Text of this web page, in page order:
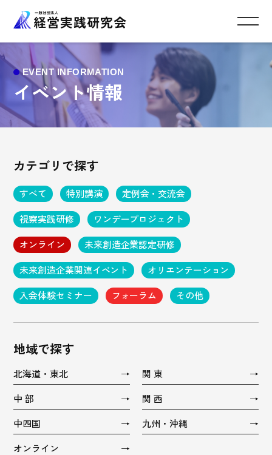
イベント情報
カテゴリで探す
すべて 特別講演
定例会・交流会
視察実践研修
ワンデープロジェクト
オンライン
未来創造企業認定研修
未来創造企業関連イベント
オリエンテーション
入会体験セミナー
フォーラム その他
地域で探す
北海道・東北
関 東
中 部
関 西
中四国
九州・沖縄
オンライン